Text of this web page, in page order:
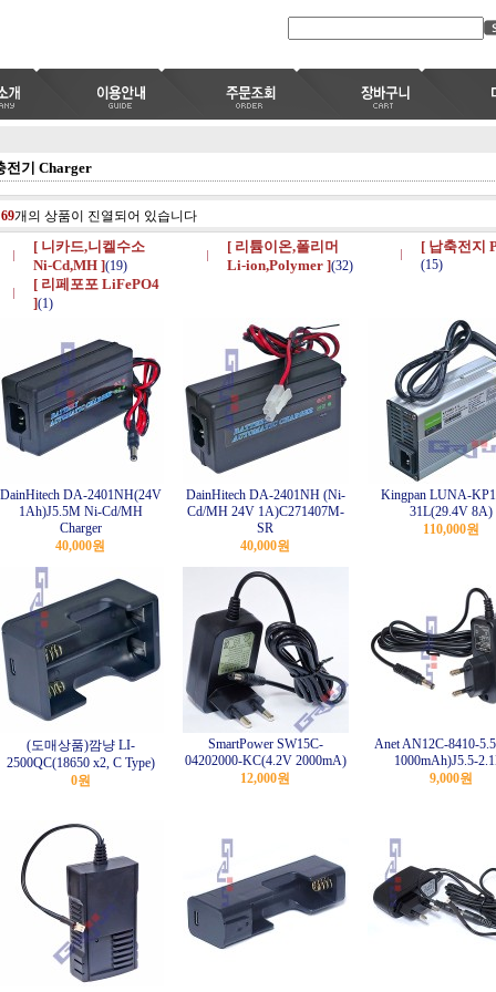
전기 Charger
69개의 상품이 진열되어 있습니다
[ 니카드,니켈수소
Ni-Cd,MH ](19)
[ 리튬이온,폴리머
Li-ion,Polymer ](32)
[ 납축전지
(15)
[ 리페포포 LiFePO4
](1)
DainHitech DA-2401NH(24V
1Ah)J5.5M Ni-Cd/MH
Charger
40,000원
DainHitech DA-2401NH (Ni-
Cd/MH 24V 1A)C271407M-
SR
40,000원
Kingpan LUNA-
31L(29.4V 8A)
110,000원
(도매상품)깜냥 LI-
2500QC(18650 x2, C Type)
0원
SmartPower SW15C-
04202000-KC(4.2V 2000mA)
12,000원
Anet AN12C-8410-
1000mAh)J5.5-
9,000원